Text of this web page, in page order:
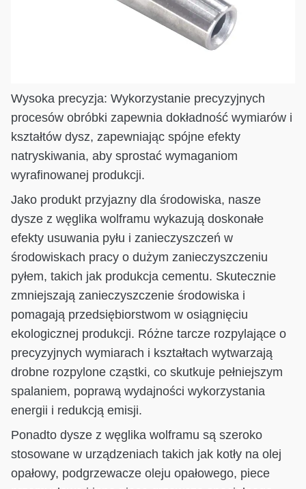
Wysoka precyzja: Wykorzystanie precyzyjnych
procesów obróbki zapewnia dokładność wymiarów i
kształtów dysz, zapewniając spójne efekty
natryskiwania, aby sprostać wymaganiom
wyrafinowanej produkcji.
Jako produkt przyjazny dla środowiska, nasze
dysze z węglika wolframu wykazują doskonałe
efekty usuwania pyłu i zanieczyszczeń w
środowiskach pracy o dużym zanieczyszczeniu
pyłem, takich jak produkcja cementu. Skutecznie
zmniejszają zanieczyszczenie środowiska i
pomagają przedsiębiorstwom w osiągnięciu
ekologicznej produkcji. Różne tarcze rozpylające o
precyzyjnych wymiarach i kształtach wytwarzają
drobne rozpylone cząstki, co skutkuje pełniejszym
spalaniem, poprawą wydajności wykorzystania
energii i redukcją emisji.
Ponadto dysze z węglika wolframu są szeroko
stosowane w urządzeniach takich jak kotły na olej
opałowy, podgrzewacze oleju opałowego, piece